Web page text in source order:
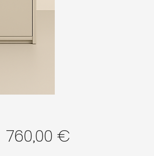
760,00 €Preis